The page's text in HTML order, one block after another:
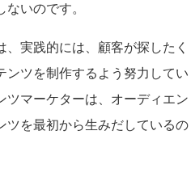
いのです。
実践的には、顧客が探したく
ンツを制作するよう努力してい
ツマーケターは、オーディエン
ツを最初から生みだしているの